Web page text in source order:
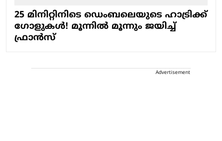
25 മിനിറ്റിനിടെ ഡെംബലെയുടെ ഹാട്രിക്ക്
ഗോളുകള്‍! മൂന്നില്‍ മൂന്നും ജയിച്ച്
ഫ്രാന്‍സ്
Advertisement